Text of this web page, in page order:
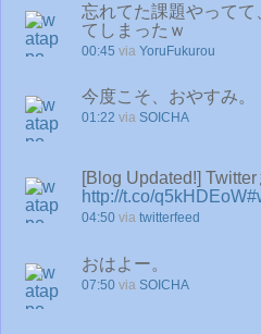
忘れてた課題やって
てしまったｗ
00:45 via YoruFukurou
今度こそ、おやすみ。
01:22 via SOICHA
[Blog Updated!]
http://t.co/q5kHDEoW
04:50 via twitterfeed
おはよー。
07:50 via SOICHA